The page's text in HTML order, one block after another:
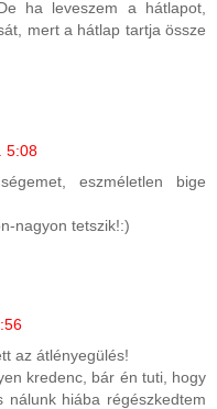
ha leveszem a hátlapot,
mert a hátlap tartja össze
5:08
eszméletlen bige
nagyon tetszik!:)
az átlényegülés!
kredenc, bár én tuti, hogy
nálunk hiába régészkedtem